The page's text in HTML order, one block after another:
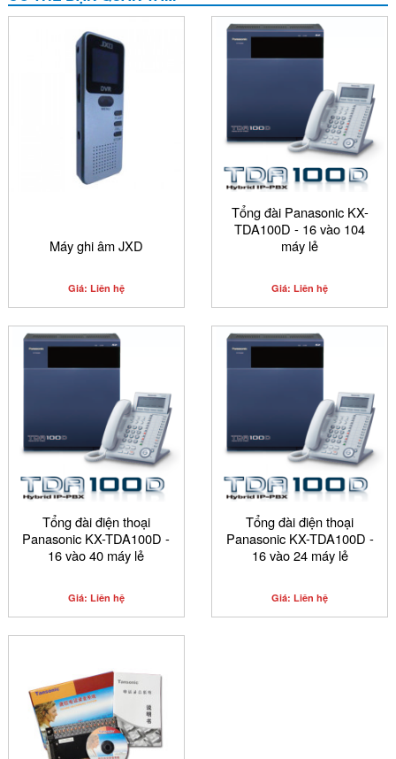
Máy ghi âm JXD
Giá: Liên hệ
Tổng đài Panasonic KX-
TDA100D - 16 vào 104
máy lẻ
Giá: Liên hệ
Tổng đài điện thoại
Panasonic KX-TDA100D -
16 vào 40 máy lẻ
Giá: Liên hệ
Tổng đài điện thoại
Panasonic KX-TDA100D -
16 vào 24 máy lẻ
Giá: Liên hệ